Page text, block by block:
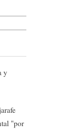
y
"por